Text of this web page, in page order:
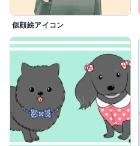
似顔絵アイコン